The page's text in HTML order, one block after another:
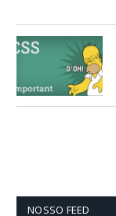
NOSSO FEED